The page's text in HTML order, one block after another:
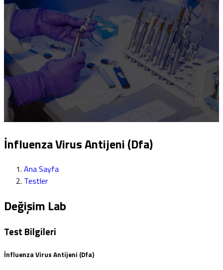
İnfluenza Virus Antijeni (Dfa)
Ana Sayfa
Testler
Değişim Lab
Test Bilgileri
İnfluenza Virus Antijeni (Dfa)